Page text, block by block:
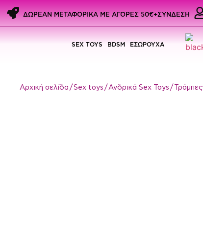
ΔΩΡΕΑΝ ΜΕΤΑΦΟΡΙΚΑ ME ΑΓΟΡΕΣ 50€+ΣΥΝΔΕΣΗ
SEX TOYS BDSM ΕΣΩΡΟΥΧΑ
Αρχική σελίδα /Sex toys /Ανδρικά Sex Toys / Τρόμπες